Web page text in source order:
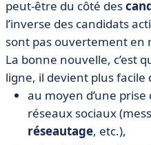
peut-être du côté des
l’inverse des candidats
sont pas ouvertement en
La bonne nouvelle, c’est
ligne, il devient plus facile
au moyen d’une
réseaux sociaux
réseautage, etc.),